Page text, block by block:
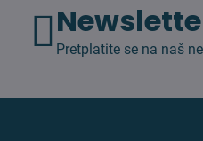
Pretplatite se na naš